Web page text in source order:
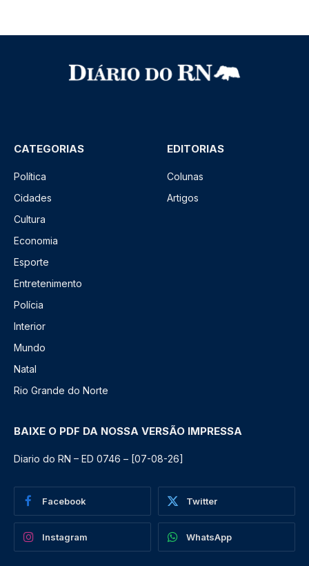
CATEGORIAS
Política
Cidades
Cultura
Economia
Esporte
Entretenimento
Polícia
Interior
Mundo
Natal
Rio Grande do Norte
EDITORIAS
Colunas
Artigos
BAIXE O PDF DA NOSSA VERSÃO IMPRESSA
Diario do RN – ED 0746 – [07-08-26]
Facebook Twitter
Instagram WhatsApp